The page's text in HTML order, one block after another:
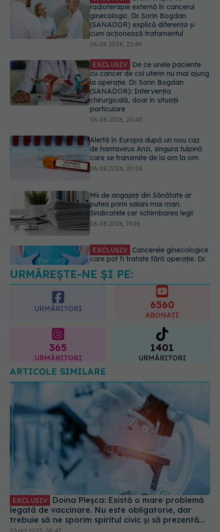
EXCLUSIV De ce unele paciente
cu cancer de col uterin nu mai ajung
la operație. Dr. Sorin Bogdan
(SANADOR): Intervenția
chirurgicală, doar în situații
particulare
06.08.2026, 20:45
Alertă în Europa după un nou caz
de hantavirus Anzi, singura tulpină
care se transmite de la om la om
06.08.2026, 20:06
putea primi salarii mai mari.
Sindicatele cer schimbarea legii
care pot fi tratate fără operație. Dr.
Sorin Bogdan (SANADOR): Chirurgia
este indicată doar punctual, pentru
anumite categorii de paciente
EXCLUSIV Brahiterapie vs
radioterapie externă în cancerul
ginecologic. Dr. Sorin Bogdan
(SANADOR) explică diferența și
cum acționează tratamentul
URMĂREȘTE-NE ȘI PE:
URMĂRITORI 6560
ABONAȚI
365
URMĂRITORI
1401
URMĂRITORI
ARTICOLE SIMILARE
legată de vaccinare. Nu este obligatorie, dar
trebuie să ne sporim spiritul civic și să prezentăm
corect minusurile și plusurile fiecărui vaccin
03 oct 2023, 08:47